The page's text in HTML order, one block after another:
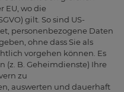
EU, wo die
gilt. So sind US-
personenbezogene Daten
ohne dass Sie als
vorgehen können. Es
(z. B. Geheimdienste) Ihre
zu
auswerten und dauerhaft